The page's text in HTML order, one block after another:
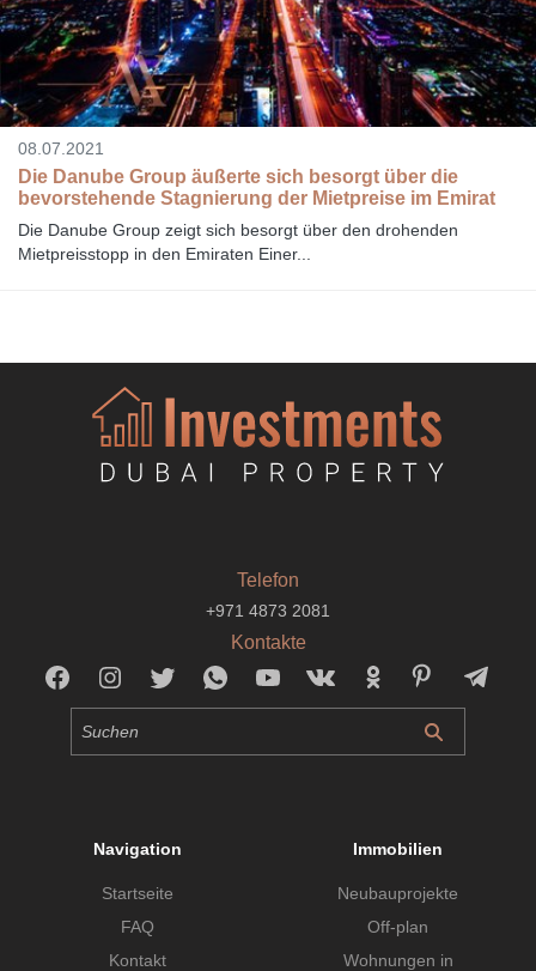
08.07.2021
Die Danube Group äußerte sich besorgt über die
bevorstehende Stagnierung der Mietpreise im Emirat
Die Danube Group zeigt sich besorgt über den drohenden
Mietpreisstopp in den Emiraten Einer...
Telefon
+971 4873 2081
Kontakte
Navigation
Startseite
FAQ
Kontakt
Immobilien
Neubauprojekte
Off-plan
Wohnungen in